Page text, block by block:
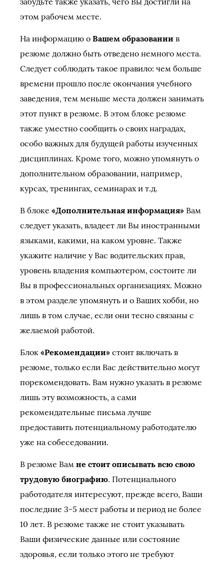
этом рабочем месте.
На информацию о Вашем образовании в
резюме должно быть отведено немного места.
Следует соблюдать такое правило: чем больше
времени прошло после окончания учебного
заведения, тем меньше места должен занимать
этот пункт в резюме. В этом блоке резюме
также уместно сообщить о своих наградах,
особо важных для будущей работы изученных
дисциплинах. Кроме того, можно упомянуть о
дополнительном образовании, например,
курсах, тренингах, семинарах и т.д.
В блоке «Дополнительная информация» Вам
следует указать, владеет ли Вы иностранными
языками, какими, на каком уровне. Также
укажите наличие у Вас водительских прав,
уровень владения компьютером, состоите ли
Вы в профессиональных организациях. Можно
в этом разделе упомянуть и о Ваших хобби, но
лишь в том случае, если они тесно связаны с
желаемой работой.
Блок «Рекомендации» стоит включать в
резюме, только если Вас действительно могут
порекомендовать. Вам нужно указать в резюме
лишь эту возможность, а сами
рекомендательные письма лучше
предоставить потенциальному работодателю
уже на собеседовании.
В резюме Вам не стоит описывать всю свою
трудовую биографию. Потенциального
работодателя интересуют, прежде всего, Ваши
последние 3-5 мест работы и период не более
10 лет. В резюме также не стоит указывать
Ваши физические данные или состояние
здоровья, если только этого не требуют